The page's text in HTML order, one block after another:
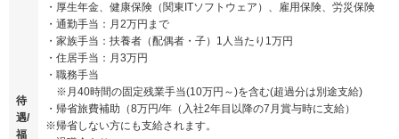
待
遇/
福
・厚生年金、健康保険（関東ITソフトウェア）、雇用保険、労災保険
・通勤手当：月2万円まで
・家族手当：扶養者（配偶者・子）1人当たり1万円
・住居手当：月3万円
・職務手当
※月40時間の固定残業手当(10万円～)を含む(超過分は別途支給)
・帰省旅費補助（8万円/年（入社2年目以降の7月賞与時に支給）
※帰省しない方にも支給されます。